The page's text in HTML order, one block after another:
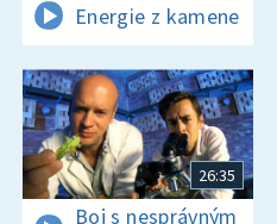
Energie z kamene
26:35
Boj s nesprávným